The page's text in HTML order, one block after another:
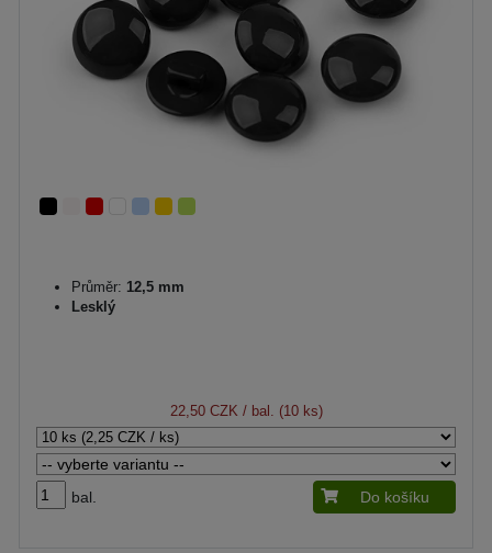
Průměr: 12,5 mm
Lesklý
22,50 CZK / bal. (10 ks)
bal. Do košíku